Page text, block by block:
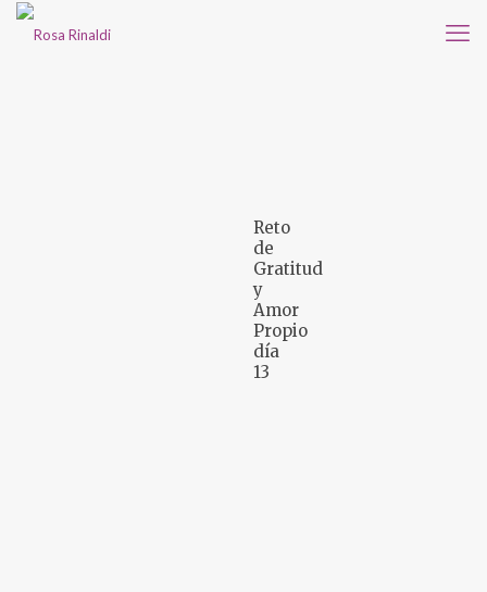
Reto
de
Gratitud
y
Amor
Propio
día
13